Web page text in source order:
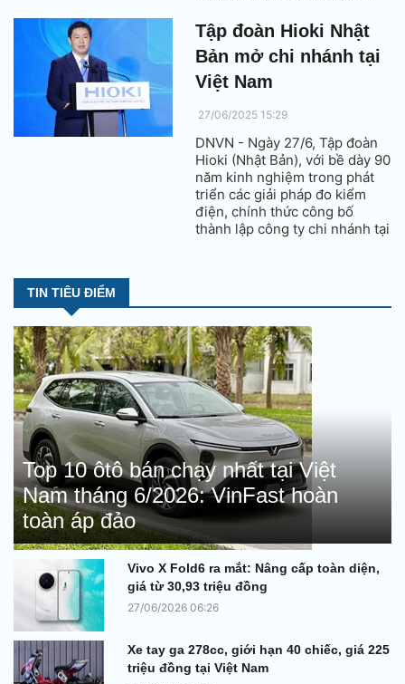
thành lập công ty chi nhánh tại
Việt Nam.
Tập đoàn Hioki Nhật
Bản mở chi nhánh tại
Việt Nam
27/06/2025 15:29
DNVN - Ngày 27/6, Tập đoàn
Hioki (Nhật Bản), với bề dày 90
năm kinh nghiệm trong phát
triển các giải pháp đo kiểm
điện, chính thức công bố
thành lập công ty chi nhánh tại
bền vững.
TIN TIÊU ĐIỂM
Top 10 ôtô bán chạy nhất tại Việt
Nam tháng 6/2026: VinFast hoàn
toàn áp đảo
Vivo X Fold6 ra mắt: Nâng cấp toàn diện,
giá từ 30,93 triệu đồng
27/06/2026 06:26
Xe tay ga 278cc, giới hạn 40 chiếc, giá 225
triệu đồng tại Việt Nam